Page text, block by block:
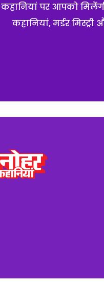
पर आपको
कहानियां, मर्डर